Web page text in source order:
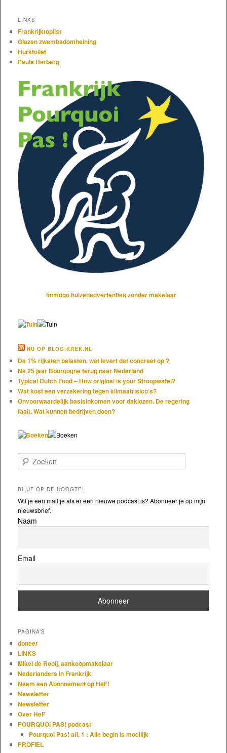
LINKS
Frankrijktoplist
Glazen zwembadomheining
Hurktoilet
Pauls Herberg
Immogo huizenadvertenties zonder makelaar
NU OP BLOG.KREK.NL
De 1% rijksten belasten, wat levert dat concreet op ?
Na 25 jaar Bourgogne terug naar Nederland
Typical Dutch Food – How original is your Stroopwafel?
Wat kost een verzekering tegen klimaatrisico’s?
Onvoorwaardelijk basisinkomen voor daklozen. De regering
faalt. Wat kunnen bedrijven doen?
Zoeken
BLIJF OP DE HOOGTE!
Wil je een mailtje als er een nieuwe podcast is? Abonneer je op mijn
nieuwsbrief.
Naam
Email
PAGINA’S
doneer
LINKS
Mikel de Rooij, aankoopmakelaar
Nederlanders in Frankrijk
Neem een Abonnement op HeF!
Newsletter
Newsletter
Over HeF
POURQUOI PAS! podcast
Pourquoi Pas! afl. 1 : Alle begin is moeilijk
PROFIEL